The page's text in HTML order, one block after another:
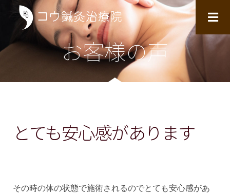
お客様の声
とても安心感があります
その時の体の状態で施術されるのでとても安心感があ